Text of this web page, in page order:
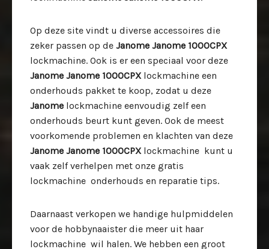
Op deze site vindt u diverse accessoires die
zeker passen op de Janome Janome 1000CPX
lockmachine. Ook is er een speciaal voor deze
Janome Janome 1000CPXlockmachine een
onderhouds pakket te koop, zodat u deze
Janome lockmachine eenvoudig zelf een
onderhouds beurt kunt geven. Ook de meest
voorkomende problemen en klachten van deze
Janome Janome 1000CPXlockmachine kunt u
vaak zelf verhelpen met onze gratis
lockmachine onderhouds en reparatie tips.
Daarnaast verkopen we handige hulpmiddelen
voor de hobbynaaister die meer uit haar
lockmachine wil halen. We hebben een groot